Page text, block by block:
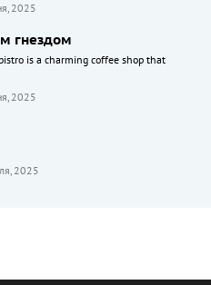
2025
гнездом
is a charming coffee shop that
2025
2025